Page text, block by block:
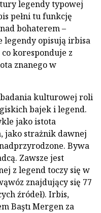
legendy typowej
pełni tu funkcję
bohaterem –
legendy opisują irbisa
koresponduje z
znanego w
badania kulturowej roli
bajek i legend.
jako istota
jako strażnik dawnej
Bywa
Zawsze jest
z legend toczy się w
znajdujący się 77
źródeł). Irbis,
Baştı Mergen za